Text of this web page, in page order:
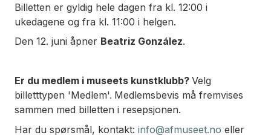
Billetten er gyldig hele dagen fra kl. 12:00 i
ukedagene og fra kl. 11:00 i helgen.
Den 12. juni åpner Beatriz González.
Er du medlem i museets kunstklubb? Velg
billetttypen 'Medlem'. Medlemsbevis må fremvises
sammen med billetten i resepsjonen.
Har du spørsmål, kontakt: info@afmuseet.no eller